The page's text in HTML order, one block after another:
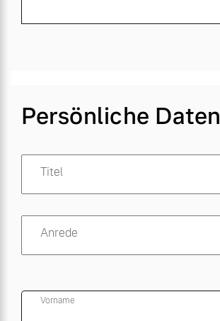
Persönliche Daten
Titel
Anrede
Vorname